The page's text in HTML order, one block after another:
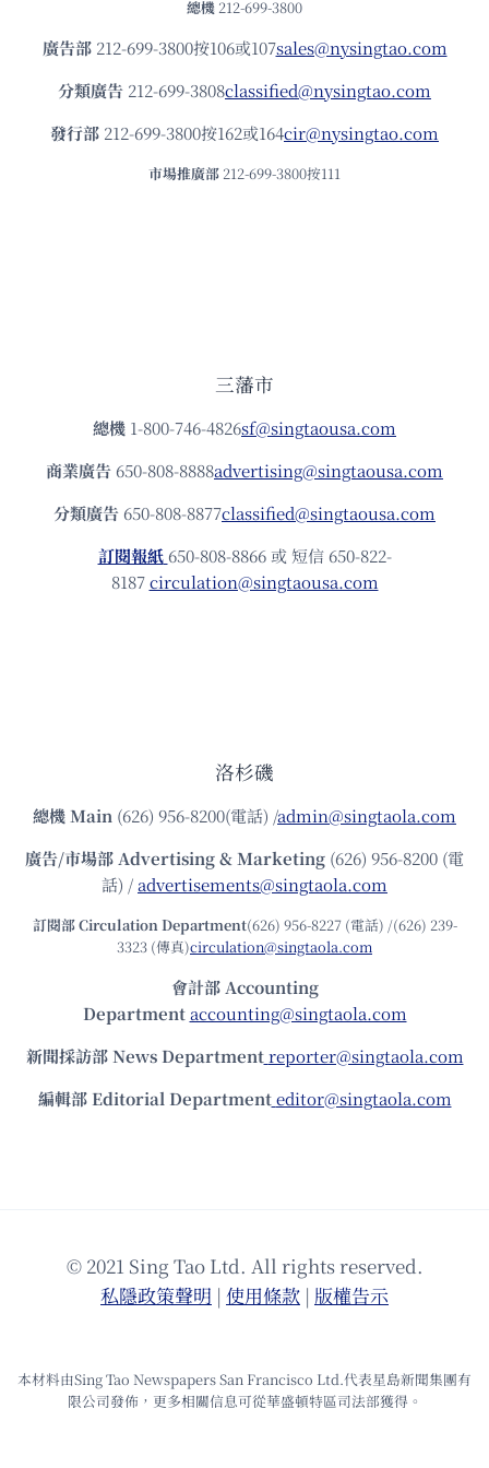
總機 212-699-3800
廣告部212-699-3800按106或107sales@nysingtao.com
分類廣告 212-699-3808classified@nysingtao.com
發⾏部 212-699-3800按162或164cir@nysingtao.com
市場推廣部 212-699-3800按111
三藩市
總機 1-800-746-4826sf@singtaousa.com
商業廣告 650-808-8888advertising@singtaousa.com
分類廣告 650-808-8877classified@singtaousa.com
訂閱報紙 650-808-8866 或 短信 650-822-
8187circulation@singtaousa.com
洛杉磯
總機Main (626) 956-8200(電話) /admin@singtaola.com
廣告/市場部Advertising & Marketing (626) 956-8200 (電
話) /advertisements@singtaola.com
訂閱部 Circulation Department(626) 956-8227 (電話) /(626) 239-
3323 (傳真)circulation@singtaola.com
會計部 Accounting
Department accounting@singtaola.com
新聞採訪部 News Department reporter@singtaola.com
編輯部 Editorial Department editor@singtaola.com
© 2021 Sing Tao Ltd. All rights reserved.
私隱政策聲明 | 使⽤條款 | 版權告⽰
本材料由Sing Tao Newspapers San Francisco Ltd.代表星島新聞集團有
限公司發佈，更多相關信息可從華盛頓特區司法部獲得。